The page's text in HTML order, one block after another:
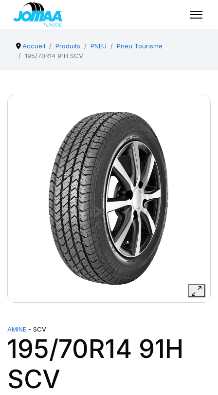
Accueil Produits PNEU
Pneu Tourisme
195/70R14 91H SCV
AMINE - SCV
195/70R14 91H
SCV